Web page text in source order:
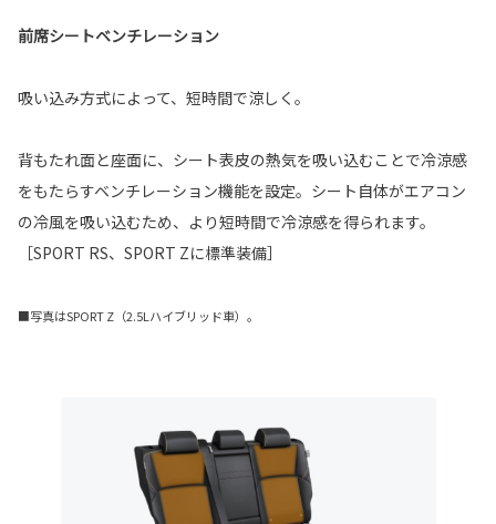
前席シートベンチレーション
吸い込み方式によって、短時間で涼しく。
背もたれ面と座面に、シート表皮の熱気を吸い込むことで冷涼感
をもたらすベンチレーション機能を設定。シート自体がエアコン
の冷風を吸い込むため、より短時間で冷涼感を得られます。
［SPORT RS、SPORT Zに標準装備］
■写真はSPORT Z（2.5Lハイブリッド車）。